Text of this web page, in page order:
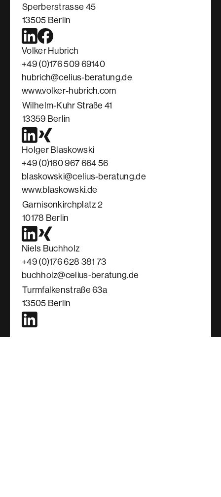
Sperberstrasse 45
13505 Berlin
Volker Hubrich
+49 (0)176 509 69140
hubrich@celius-beratung.de
www.volker-hubrich.com
Wilhelm-Kuhr Straße 41
13359 Berlin
Holger Blaskowski
+49 (0)160 967 664 56
blaskowski@celius-beratung.de
www.blaskowski.de
Garnisonkirchplatz 2
10178 Berlin
Niels Buchholz
+49 (0)176 628 381 73
buchholz@celius-beratung.de
Turmfalkenstraße 63a
13505 Berlin